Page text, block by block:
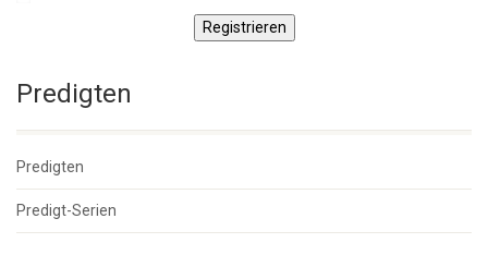
Registrieren
Predigten
Predigten
Predigt-Serien